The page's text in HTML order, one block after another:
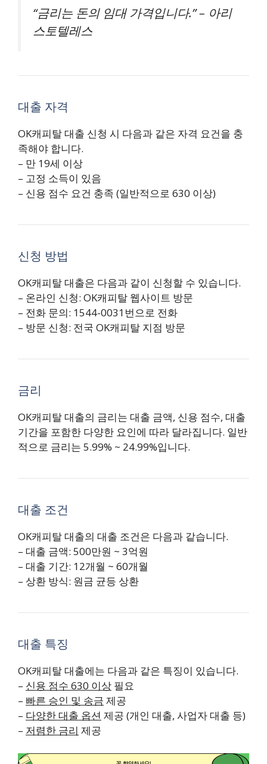
“금리는 돈의 임대 가격입니다.” – 아리
스토텔레스
대출 자격
OK캐피탈 대출 신청 시 다음과 같은 자격 요건을 충
족해야 합니다.
– 만 19세 이상
– 고정 소득이 있음
– 신용 점수 요건 충족 (일반적으로 630 이상)
신청 방법
OK캐피탈 대출은 다음과 같이 신청할 수 있습니다.
– 온라인 신청: OK캐피탈 웹사이트 방문
– 전화 문의: 1544-0031번으로 전화
– 방문 신청: 전국 OK캐피탈 지점 방문
금리
OK캐피탈 대출의 금리는 대출 금액, 신용 점수, 대출
기간을 포함한 다양한 요인에 따라 달라집니다. 일반
적으로 금리는 5.99% ~ 24.99%입니다.
대출 조건
OK캐피탈 대출의 대출 조건은 다음과 같습니다.
– 대출 금액: 500만원 ~ 3억원
– 대출 기간: 12개월 ~ 60개월
– 상환 방식: 원금 균등 상환
대출 특징
OK캐피탈 대출에는 다음과 같은 특징이 있습니다.
– 신용 점수 630 이상 필요
– 빠른 승인 및 송금 제공
– 다양한 대출 옵션 제공 (개인 대출, 사업자 대출 등)
– 저렴한 금리 제공